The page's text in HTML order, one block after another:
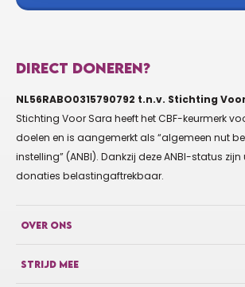
Vvel sterkte
SEAN VAN DER MEULEN
DIRECT DONEREN?
NL56RABO0315790792 t.n.v. Stichting
Stichting Voor Sara heeft het CBF-keurmerk
doelen en is aangemerkt als “algemeen nut
instelling” (ANBI). Dankzij deze ANBI-status zijn
donaties belastingaftrekbaar.
OVER ONS
STRIJD MEE